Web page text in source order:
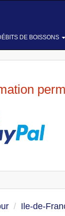
DE BOISSONS
Ile-de-